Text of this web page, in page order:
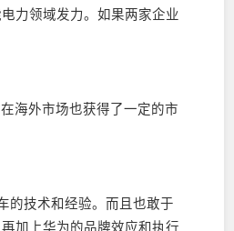
力领域发力。如果两家企业
海外市场也获得了一定的市
的技术和经验。而且也敢于
加上华为的品牌效应和执行